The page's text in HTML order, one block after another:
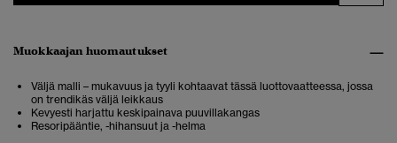
Muokkaajan huomautukset
Väljä malli – mukavuus ja tyyli kohtaavat tässä luottovaatteessa, jossa
on trendikäs väljä leikkaus
Kevyesti harjattu keskipainava puuvillakangas
Resoripääntie, -hihansuut ja -helma